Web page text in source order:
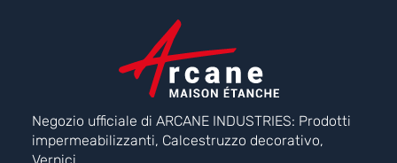
Negozio ufficiale di ARCANE INDUSTRIES: Prodotti
impermeabilizzanti, Calcestruzzo decorativo,